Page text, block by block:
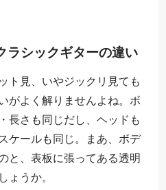
ラシックギターの違い
ト見、いやジックリ見ても
がよく解りませんよね。ボ
長さも同じだし、ヘッドも
ケールも同じ。まあ、ボデ
と、表板に張ってある透明
うか。